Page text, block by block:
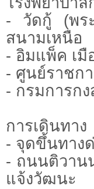
- วัดกู้ (พร
สนามเหนือ
- อิมแพ็ค เมื
- ศูนย์ราชก
- กรมการกง
การเดินทาง
- จุดขึ้นทาง
- ถนนติวาน
แจ้งวัฒนะ